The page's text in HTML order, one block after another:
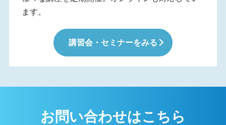
ます。
講習会・セミナーをみる
お問い合わせはこちら